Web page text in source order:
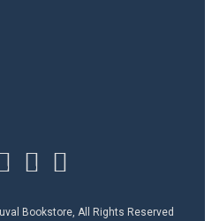
Bookstore, All Rights Reserved